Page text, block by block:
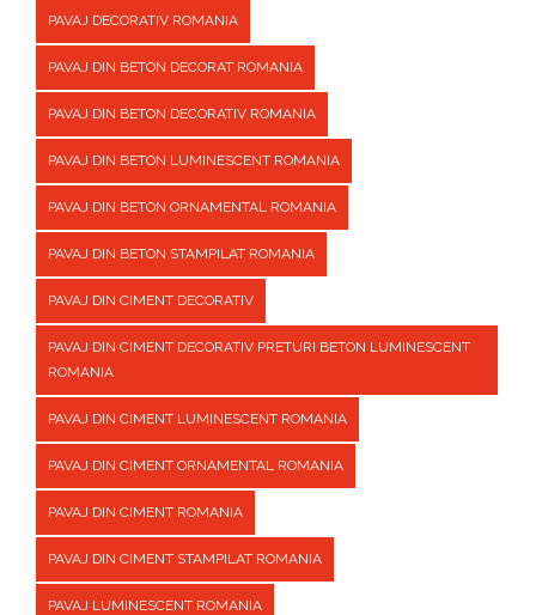
PAVAJ DECORATIV ROMANIA
PAVAJ DIN BETON DECORAT ROMANIA
PAVAJ DIN BETON DECORATIV ROMANIA
PAVAJ DIN BETON LUMINESCENT ROMANIA
PAVAJ DIN BETON ORNAMENTAL ROMANIA
PAVAJ DIN BETON STAMPILAT ROMANIA
PAVAJ DIN CIMENT DECORATIV
PAVAJ DIN CIMENT DECORATIV PRETURI BETON LUMINESCENT
ROMANIA
PAVAJ DIN CIMENT LUMINESCENT ROMANIA
PAVAJ DIN CIMENT ORNAMENTAL ROMANIA
PAVAJ DIN CIMENT ROMANIA
PAVAJ DIN CIMENT STAMPILAT ROMANIA
PAVAJ LUMINESCENT ROMANIA